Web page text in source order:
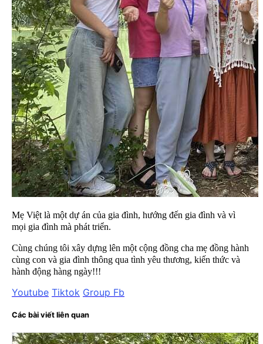
Mẹ Việt là một dự án của gia đình, hướng đến gia đình và vì
mọi gia đình mà phát triển.
Cùng chúng tôi xây dựng lên một cộng đồng cha mẹ đồng hành
cùng con và gia đình thông qua tình yêu thương, kiến thức và
hành động hàng ngày!!!
Youtube Tiktok Group Fb
Các bài viết liên quan